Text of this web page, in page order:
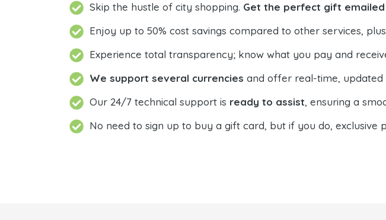
Skip the hustle of city shopping. Get the perfect gift emailed
Enjoy up to 50% cost savings compared to other services, plus
Experience total transparency; know what you pay and
We support several currencies and offer real-time, updated
Our 24/7 technical support is ready to assist, ensuring a
No need to sign up to buy a gift card, but if you do, exclusive